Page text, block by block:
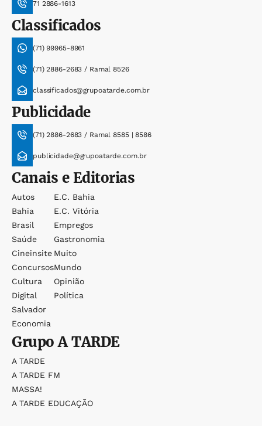
71 2886-1613
Classificados
(71) 99965-8961
(71) 2886-2683 / Ramal 8526
classificados@grupoatarde.com.br
Publicidade
(71) 2886-2683 / Ramal 8585 | 8586
publicidade@grupoatarde.com.br
Canais e Editorias
Autos
Bahia
Brasil
Saúde
Cineinsite
Concursos
Cultura
Digital
Salvador
Economia
E.c. Bahia
E.c. Vitória
Empregos
Gastronomia
Muito
Mundo
Opinião
Política
GrupoA TARDE
A TARDE
A TARDE FM
MASSA!
A TARDE EDUCAÇÃO